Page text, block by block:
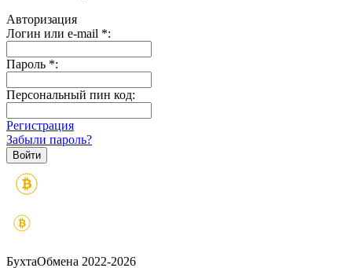
Авторизация
Логин или e-mail *:
Пароль *:
Персональный пин код:
Регистрация
Забыли пароль?
БухтаОбмена 2022-2026